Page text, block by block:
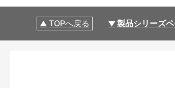
TOPへ戻る 製品シリーズ